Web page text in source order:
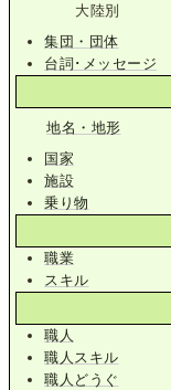
大陸別
集団・団体
台詞･メッセージ
地名・地形
国家
施設
乗り物
職業
スキル
職人
職人スキル
職人どうぐ